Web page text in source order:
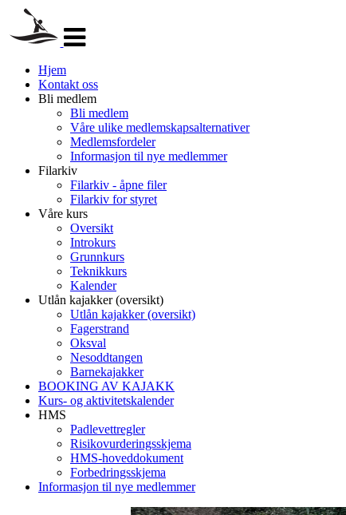
navigasjon
Hjem
Kontakt oss
Bli medlem
Bli medlem
Våre ulike medlemskapsalternativer
Medlemsfordeler
Informasjon til nye medlemmer
Filarkiv
Filarkiv - åpne filer
Filarkiv for styret
Våre kurs
Oversikt
Introkurs
Grunnkurs
Teknikkurs
Kalender
Utlån kajakker (oversikt)
Utlån kajakker (oversikt)
Fagerstrand
Oksval
Nesoddtangen
Barnekajakker
BOOKING AV KAJAKK
Kurs- og aktivitetskalender
HMS
Padlevettregler
Risikovurderingsskjema
HMS-hoveddokument
Forbedringsskjema
Informasjon til nye medlemmer